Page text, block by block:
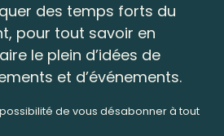
des temps forts du
pour tout savoir en
le plein d’idées de
et d’événements.
de vous désabonner à tout